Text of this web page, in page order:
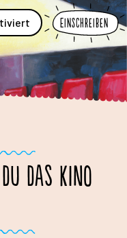
Einschreiben
DAS KINO